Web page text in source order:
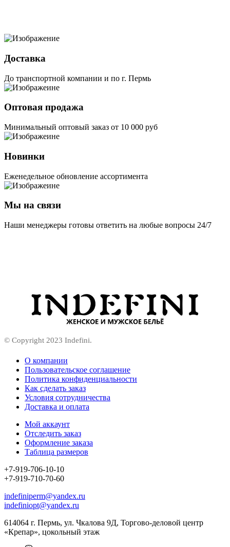
Доставка
До транспортной компании и по г. Пермь
Оптовая продажа
Минимальный оптовый заказ от 10 000 руб
Новинки
Еженедельное обновление ассортимента
Мы на связи
Наши менеджеры готовы ответить на любые вопросы 24/7
© Copyright 2023 Indefini.
О компании
Пользовательское соглашение
Политика конфиденциальности
Как сделать заказ
Условия сотрудничества
Доставка и оплата
Мой аккаунт
Отследить заказ
Оформление заказа
Таблица размеров
+7-919-706-10-10
+7-919-710-70-60
indefiniperm@yandex.ru
indefiniopt@yandex.ru
614064 г. Пермь, ул. Чкалова 9Д, Торгово-деловой центр
«Крепар», цокольный этаж